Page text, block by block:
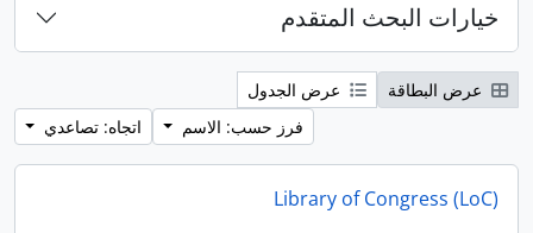
خيارات البحث المتقدم
عرض البطاقة
عرض الجدول
فرز حسب: الاسم
اتجاه: تصاعدي
Library of Congress (LoC)